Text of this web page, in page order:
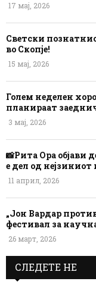
17 мај, 2026
Светски
во Скопје!
15 мај, 2026
Голем неделен
планираат
3 мај, 2026
📸Рита Ора објави
е дел од нејзиниот
11 април, 2026
„Јон Вардар
фестивал за
26 март, 2026
СЛЕДЕТЕ НЕ